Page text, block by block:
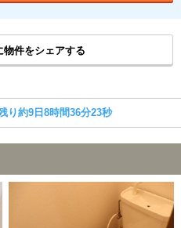
物件をシェアする
り約9日8時間36分22秒